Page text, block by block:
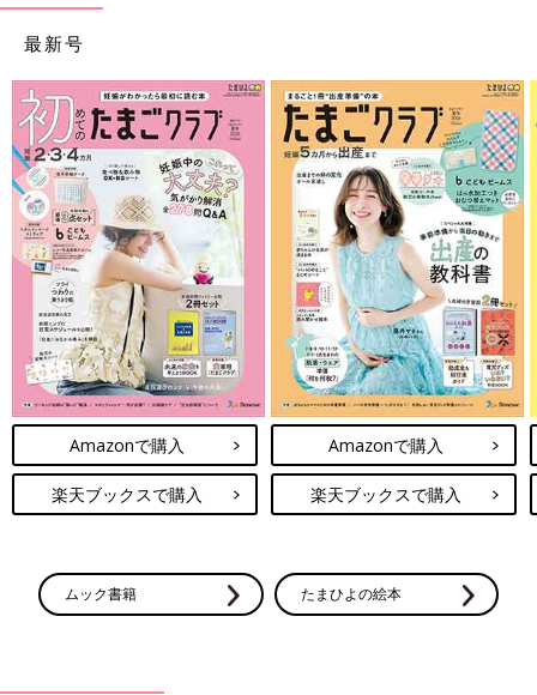
最新号
Amazonで購入
楽天ブックスで購入
Amazonで購入
楽天ブックスで購入
ムック書籍 たまひよの絵本